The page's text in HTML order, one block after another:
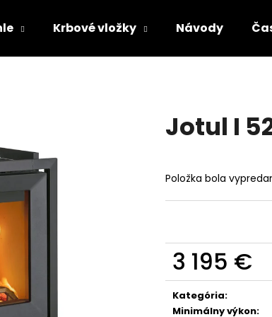
Krbové vložky Návody
Jotul I
Položka bola
3 195 €
Jednotková
cena:
Kategória:
Minimálny výkon:
HĽADAŤ